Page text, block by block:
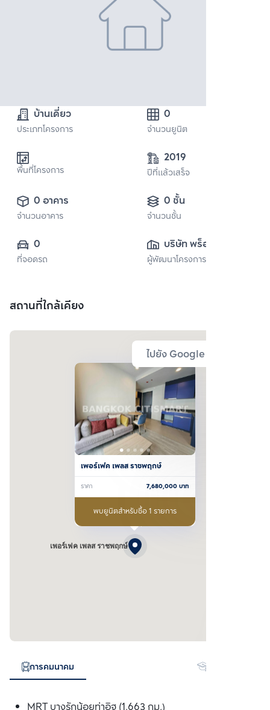
บ้านเดี่ยว
ประเภทโครงการ
0
จำนวนยูนิต
พื้นที่โครงการ
2019
ปีที่แล้วเสร็จ
0 อาคาร
จำนวนอาคาร
0 ชั้น
จำนวนชั้น
0
ที่จอดรถ
บริษัท พร็อพเพอร์
ตี้ เพอร์เฟค จำกัด
ผู้พัฒนาโครงการ
สถานที่ใกล้เคียง
ไปยัง Google Map
เพอร์เฟค เพลส ราชพฤกษ์
เพอร์เฟค เพลส ราชพฤกษ์
ราคา 7,680,000บาท
พบยูนิตสำหรับซื้อ 1 รายการ
การคมนาคม